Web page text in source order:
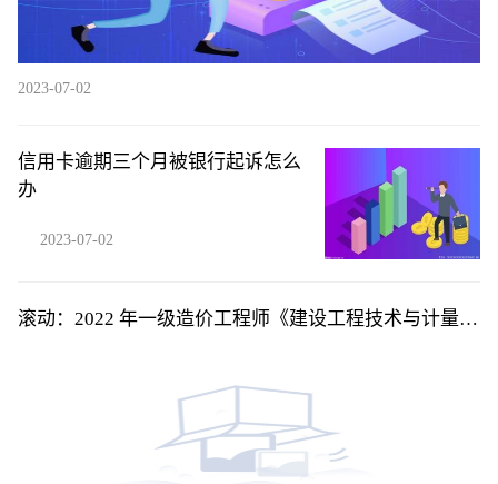
2023-07-02
信用卡逾期三个月被银行起诉怎么
办
2023-07-02
滚动：2022 年一级造价工程师《建设工程技术与计量